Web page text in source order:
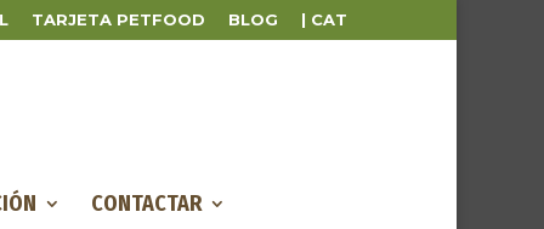
TARJETA PETFOOD BLOG | CAT
CONTACTAR